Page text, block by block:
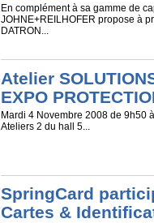
En complément à sa gamme de
JOHNE+REILHOFER propose à
DATRON...
Atelier
EXPO
Mardi 4 Novembre 2008 de 9h50
Ateliers 2 du hall 5...
SpringCard
Cartes &